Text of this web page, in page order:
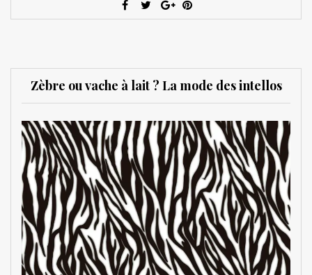
Zèbre ou vache à lait ? La mode des intellos